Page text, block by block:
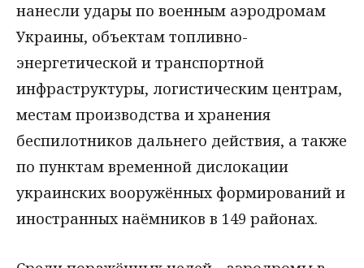
нанесли удары по военным аэродромам
Украины, объектам топливно-
энергетической и транспортной
инфраструктуры, логистическим центрам,
местам производства и хранения
беспилотников дальнего действия, а также
по пунктам временной дислокации
украинских вооружённых формирований и
иностранных наёмников в 149 районах.